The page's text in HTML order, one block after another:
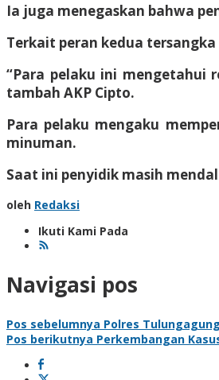
Ia juga menegaskan bahwa
Terkait peran kedua
“Para pelaku ini mengetahui
tambah AKP Cipto.
Para pelaku mengaku
minuman.
Saat ini penyidik masih
oleh Redaksi
Ikuti Kami Pada
Navigasi pos
Pos sebelumnya Polres
Pos berikutnya Perkembangan